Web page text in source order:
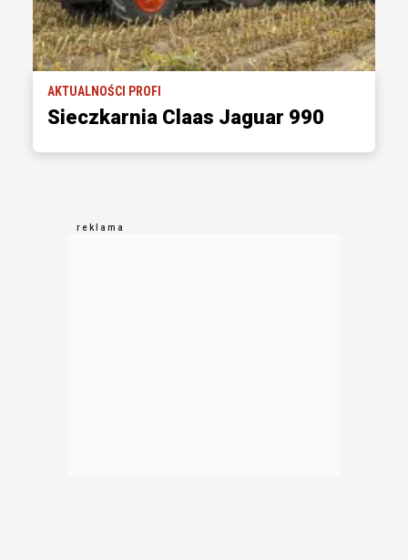
AKTUALNOŚCI PROFI
Sieczkarnia Claas Jaguar 990